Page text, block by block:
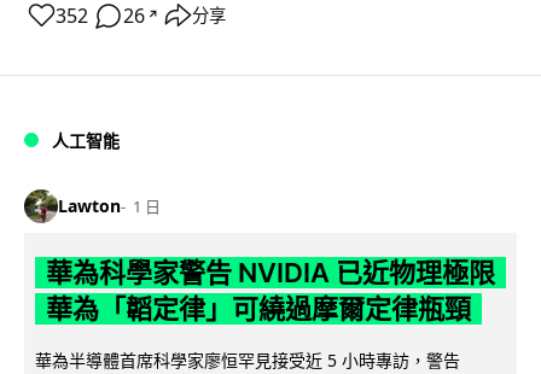
352 26 ↗ 分享
人工智能
Lawton 1 日
華為科學家警告 NVIDIA 已近物理極限
華為「韜定律」可繞過摩爾定律瓶頸
華為半導體首席科學家廖恒罕見接受近 5 小時專訪，警告